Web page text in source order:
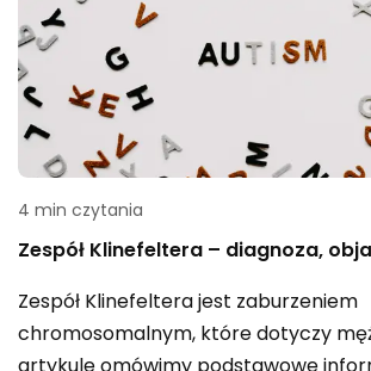
4 min czytania
Zespół Klinefeltera – diagnoza,
Zespół Klinefeltera jest zaburzeniem
chromosomalnym, które dotyczy